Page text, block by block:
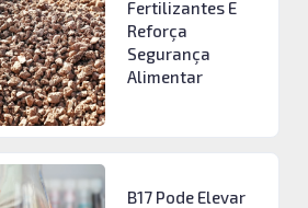
Fertilizantes E
Reforça
Segurança
Alimentar
B17 Pode Elevar